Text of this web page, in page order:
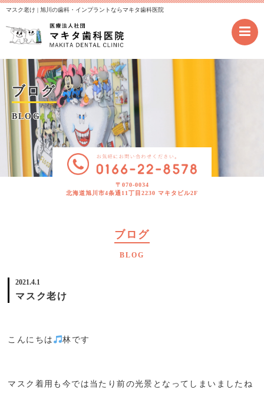
マスク老け | 旭川の歯科・インプラントならマキタ歯科医院
ブログ
BLOG
〒070-0034
北海道旭川市4条通11丁目2230 マキタビル2F
ブログ
BLOG
2021.4.1
マスク老け
こんにちは 林です
マスク着用も今では当たり前の光景となってしまいましたね